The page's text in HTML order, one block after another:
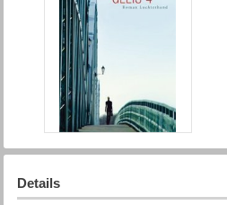
Details